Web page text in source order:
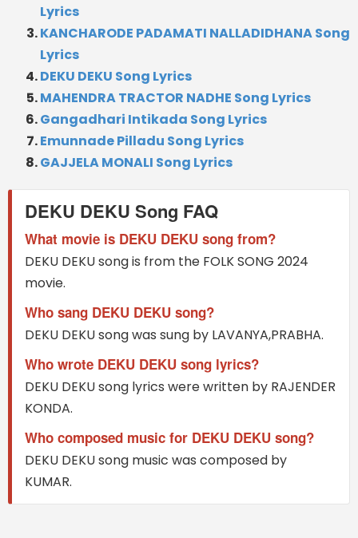
Lyrics
KANCHARODE PADAMATI NALLADIDHANA Song
Lyrics
DEKU DEKU Song Lyrics
MAHENDRA TRACTOR NADHE Song Lyrics
Gangadhari Intikada Song Lyrics
Emunnade Pilladu Song Lyrics
GAJJELA MONALI Song Lyrics
DEKU DEKU Song FAQ
What movie is DEKU DEKU song from?
DEKU DEKU song is from the FOLK SONG 2024
movie.
Who sang DEKU DEKU song?
DEKU DEKU song was sung by LAVANYA,PRABHA.
Who wrote DEKU DEKU song lyrics?
DEKU DEKU song lyrics were written by RAJENDER
KONDA.
Who composed music for DEKU DEKU song?
DEKU DEKU song music was composed by
KUMAR.